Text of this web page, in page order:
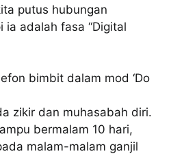
putus hubungan
ia adalah fasa “Digital
bimbit dalam mod ‘Do
zikir dan muhasabah diri.
bermalam 10 hari,
malam-malam ganjil